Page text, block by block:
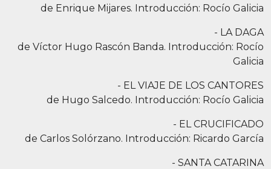
de Enrique Mijares. Introducción: Rocío Galicia
- LA DAGA
de Víctor Hugo Rascón Banda. Introducción: Rocío
Galicia
- EL VIAJE DE LOS CANTORES
de Hugo Salcedo. Introducción: Rocío Galicia
- EL CRUCIFICADO
de Carlos Solórzano. Introducción: Ricardo García
- SANTA CATARINA